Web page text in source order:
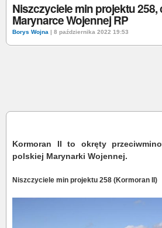
Niszczyciele min projektu 258,
Marynarce Wojennej RP
Borys Wojna | 8 października 2022 19:53
Kormoran II to okręty
polskiej Marynarki Wojennej.
Niszczyciele min projektu 258 (Kormoran II)